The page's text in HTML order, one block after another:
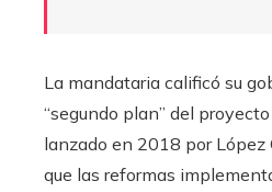
La mandataria calificó su
“segundo plan” del
lanzado en 2018 por López
que las reformas